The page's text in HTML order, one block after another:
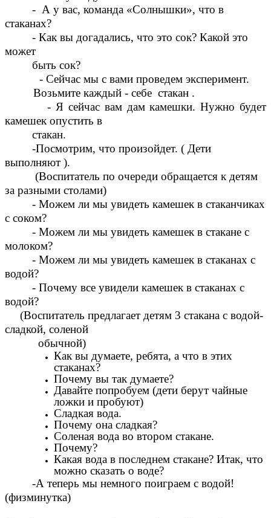
- А у вас, команда «Солнышки», что в
стаканах?
- Как вы догадались, что это сок? Какой это
может
быть сок?
- Сейчас мы с вами проведем эксперимент.
Возьмите каждый - себе стакан .
- Я сейчас вам дам камешки. Нужно будет
камешек опустить в
стакан.
-Посмотрим, что произойдет. ( Дети
выполняют ).
(Воспитатель по очереди обращается к детям
за разными столами)
- Можем ли мы увидеть камешек в стаканчиках
с соком?
- Можем ли мы увидеть камешек в стакане с
молоком?
- Можем ли мы увидеть камешек в стаканах с
водой?
- Почему все увидели камешек в стаканах с
водой?
(Воспитатель предлагает детям 3 стакана с водой-
сладкой, соленой
обычной)
Как вы думаете, ребята, а что в этих
стаканах?
Почему вы так думаете?
Давайте попробуем (дети берут чайные
ложки и пробуют)
Сладкая вода.
Почему она сладкая?
Соленая вода во втором стакане.
Почему?
Какая вода в последнем стакане? Итак, что
можно сказать о воде?
-А теперь мы немного поиграем с водой!
(физминутка)